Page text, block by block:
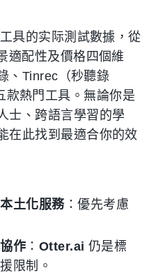
具的实际測試數據，從
適配性及價格四個維
、Tinrec（秒聽錄
款熱門工具。無論你是
士、跨語言學習的學
在此找到最適合你的效
土化服務：優先考慮
作 ： Otter.ai 仍是標
限制。